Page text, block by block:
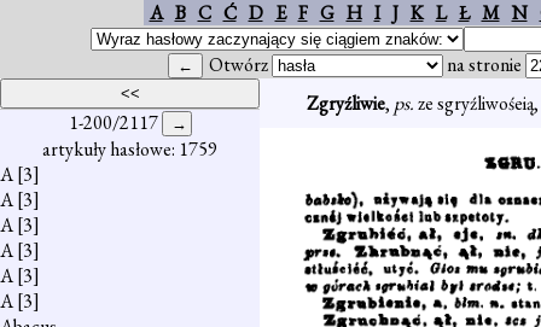
A B C Ć D E F G H I J K L Ł M N
Otwórz na stronie
1-200/2117
artykuły hasłowe: 1759
A[3]
A[3]
A[3]
A[3]
A[3]
A[3]
Zgryźliwie, ps.ze